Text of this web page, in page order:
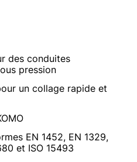
des conduites
pression
un collage rapide et
EN 1452, EN 1329,
et ISO 15493